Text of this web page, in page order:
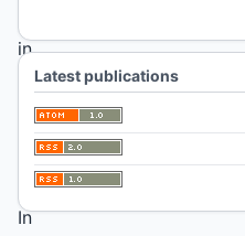
in
La
Pampa;
Abstract
In
Latest publications